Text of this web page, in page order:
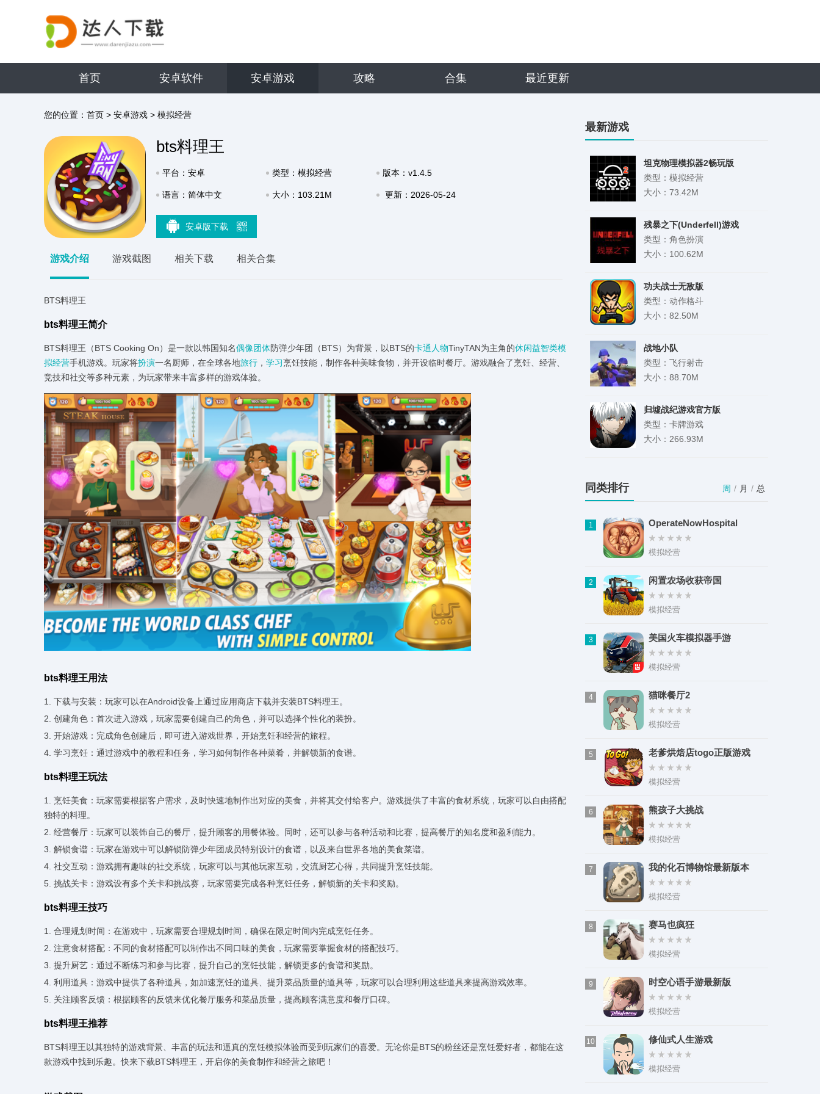
首页 安卓软件 安卓游戏 攻略 合集 最近更新
您的位置： 首页 > 安卓游戏 > 模拟经营
bts料理王
平台：安卓 类型：模拟经营 版本：v1.4.5
语言：简体中文 大小：103.21M 更新：2026-05-24
安卓版下载
游戏介绍 游戏截图 相关下载 相关合集
BTS料理王
bts料理王简介
BTS料理王（BTS Cooking On）是一款以韩国知名偶像团体防弹少年团（BTS）为背景，以BTS的卡通人物TinyTAN为主角的休闲益智类模
拟经营手机游戏。玩家将扮演一名厨师，在全球各地旅行 ， 学习烹饪技能，制作各种美味食物，并开设临时餐厅。游戏融合了烹饪、经营、
竞技和社交等多种元素，为玩家带来丰富多样的游戏体验。
bts料理王用法
1. 下载与安装：玩家可以在Android设备上通过应用商店下载并安装BTS料理王。
2. 创建角色：首次进入游戏，玩家需要创建自己的角色，并可以选择个性化的装扮。
3. 开始游戏：完成角色创建后，即可进入游戏世界，开始烹饪和经营的旅程。
4. 学习烹饪：通过游戏中的教程和任务，学习如何制作各种菜肴，并解锁新的食谱。
bts料理王玩法
1. 烹饪美食：玩家需要根据客户需求，及时快速地制作出对应的美食，并将其交付给客户。游戏提供了丰富的食材系统，玩家可以自由搭配
独特的料理。
2. 经营餐厅：玩家可以装饰自己的餐厅，提升顾客的用餐体验。同时，还可以参与各种活动和比赛，提高餐厅的知名度和盈利能力。
3. 解锁食谱：玩家在游戏中可以解锁防弹少年团成员特别设计的食谱，以及来自世界各地的美食菜谱。
4. 社交互动：游戏拥有趣味的社交系统，玩家可以与其他玩家互动，交流厨艺心得，共同提升烹饪技能。
5. 挑战关卡：游戏设有多个关卡和挑战赛，玩家需要完成各种烹饪任务，解锁新的关卡和奖励。
bts料理王技巧
1. 合理规划时间：在游戏中，玩家需要合理规划时间，确保在限定时间内完成烹饪任务。
2. 注意食材搭配：不同的食材搭配可以制作出不同口味的美食，玩家需要掌握食材的搭配技巧。
3. 提升厨艺：通过不断练习和参与比赛，提升自己的烹饪技能，解锁更多的食谱和奖励。
4. 利用道具：游戏中提供了各种道具，如加速烹饪的道具、提升菜品质量的道具等，玩家可以合理利用这些道具来提高游戏效率。
5. 关注顾客反馈：根据顾客的反馈来优化餐厅服务和菜品质量，提高顾客满意度和餐厅口碑。
bts料理王推荐
BTS料理王以其独特的游戏背景、丰富的玩法和逼真的烹饪模拟体验而受到玩家们的喜爱。无论你是BTS的粉丝还是烹饪爱好者，都能在这
款游戏中找到乐趣。快来下载BTS料理王，开启你的美食制作和经营之旅吧！
最新游戏
坦克物理模拟器2畅玩版
类型：模拟经营
大小：73.42M
残暴之下(Underfell)游戏
类型：角色扮演
大小：100.62M
功夫战士无敌版
类型：动作格斗
大小：82.50M
战地小队
类型：飞行射击
大小：88.70M
归墟战纪游戏官方版
类型：卡牌游戏
大小：266.93M
樱花学校时尚生活模拟
类型：角色扮演
周 / 月 / 总
同类排行
1 OperateNowHospital
模拟经营
2 闲置农场收获帝国
模拟经营
3 美国火车模拟器手游
模拟经营
4 猫咪餐厅2
模拟经营
5 老爹烘焙店togo正版游戏
模拟经营
6 熊孩子大挑战
模拟经营
7 我的化石博物馆最新版本
模拟经营
8 赛马也疯狂
模拟经营
9 时空心语手游最新版
模拟经营
10 修仙式人生游戏
模拟经营